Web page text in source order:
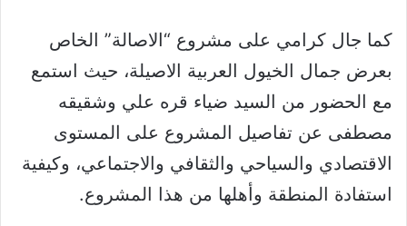
كما جال كرامي على مشروع “الاصالة” الخاص
بعرض جمال الخيول العربية الاصيلة، حيث استمع
مع الحضور من السيد ضياء قره علي وشقيقه
مصطفى عن تفاصيل المشروع على المستوى
الاقتصادي والسياحي والثقافي والاجتماعي، وكيفية
استفادة المنطقة وأهلها من هذا المشروع.